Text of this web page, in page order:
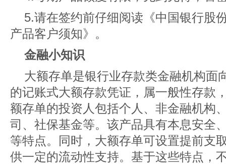
5.请在签约前仔细阅读《中国银行股
产品客户须知》。
金融小知识
大额存单是银行业存款类金融机构面
的记账式大额存款凭证，属一般性存款
额存单的投资人包括个人、非金融机构
司、社保基金等。该产品具有本息安全
等特点。同时，大额存单可设置提前支
供一定的流动性支持。基于这些特点，